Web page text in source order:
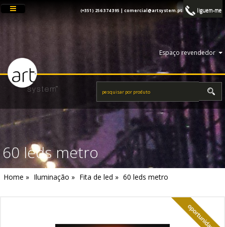
Espaço revendedor
(+351) 256 374 395 | comercial@artsystem.pt liguem-me
60 leds metro
Home » Iluminação » Fita de led » 60 leds metro